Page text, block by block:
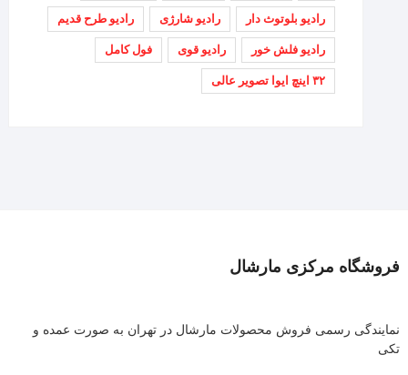
رادیو بلوتوث دار رادیو شارژی رادیو طرح قدیم
رادیو فلش خور رادیو قوی فول کامل
۳۲ اینچ ایوا تصویر عالی
فروشگاه مرکزی مارشال
نمایندگی رسمی فروش محصولات مارشال در تهران به صورت عمده و
تکی